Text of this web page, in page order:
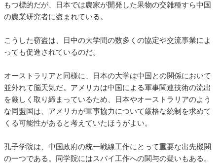
もつ標的だが、日本では農家が開発した果物の交雑種すら中国
の農業研究者に盗まれている。
こうした窃盗は、日中の大学間の数多くの協定や交流事業によ
っても促進されているのだ。
オーストラリアと同様に、日本の大学は中国との関係において
並外れて脳天気だ。アメリカは中国による軍事関連技術の流出
を厳しく取り締まっているため、日本やオーストラリアのよう
な同盟国は、アメリカが軍事協力について厳格な統制を求めて
くる可能性があると考えていたほうがよい。
孔子学院は、中国政府の統一戦線工作にとって重要な出先機関
の一つである。同学院にはスパイ工作への関与の疑いもある。